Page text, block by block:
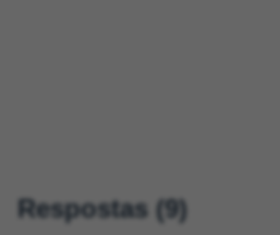
Respostas (9)